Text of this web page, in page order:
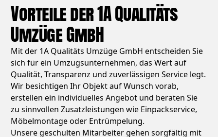
Vorteile der 1A Qualitäts
Umzüge GmbH
Mit der 1A Qualitäts Umzüge GmbH entscheiden Sie
sich für ein Umzugsunternehmen, das Wert auf
Qualität, Transparenz und zuverlässigen Service legt.
Wir besichtigen Ihr Objekt auf Wunsch vorab,
erstellen ein individuelles Angebot und beraten Sie
zu sinnvollen Zusatzleistungen wie Einpackservice,
Möbelmontage oder Entrümpelung.
Unsere geschulten Mitarbeiter gehen sorgfältig mit